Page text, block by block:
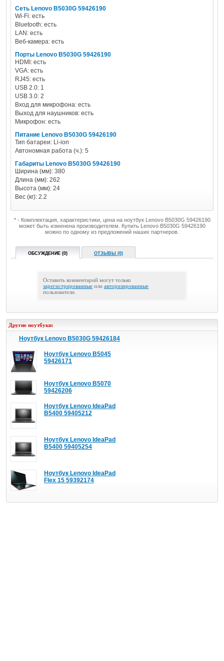
Сеть Lenovo B5030G 59426190
Wi-Fi: есть
Bluetooth: есть
LAN: есть
Веб-камера: есть
Порты Lenovo B5030G 59426190
HDMI: есть
VGA: есть
RJ45: есть
USB 2.0: 1
USB 3.0: 2
Вход для микрофона: есть
Выход для наушников: есть
Микрофон: есть
Питание Lenovo B5030G 59426190
Тип батареи: Li-ion
Автономная работа (ч.): 5
Габариты Lenovo B5030G 59426190
Ширина (мм): 380
Длина (мм): 262
Высота (мм): 24
Вес (кг): 2.2
* - Комплектация, характеристики, цена на ноутбук Lenovo B5030G 59426190
может быть изменена производителем. Купить Lenovo B5030G 59426190
можно по одному из предложений наших партнеров.
ОБСУЖДЕНИЕ (0) ОТЗЫВЫ (0)
Оставить комментарий могут только
зарегистрированные или авторизированные
пользователи.
Другие ноутбуки:
Ноутбук Lenovo B5030G 59426184
Ноутбук Lenovo B5045
59426171
Ноутбук Lenovo B5070
59426206
Ноутбук Lenovo IdeaPad
B5400 59405212
Ноутбук Lenovo IdeaPad
B5400 59405254
Ноутбук Lenovo IdeaPad
Flex 15 59392174